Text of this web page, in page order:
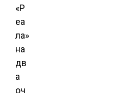
«Р
еа
ла»
на
дв
а
оч